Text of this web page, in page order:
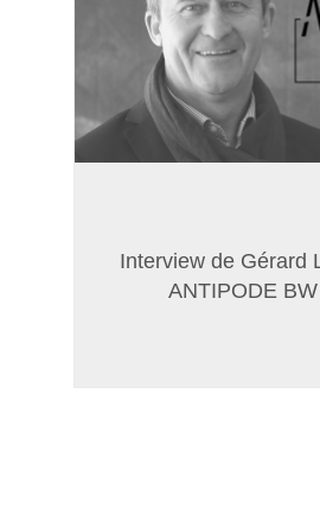
Interview de Gérard
ANTIPODE